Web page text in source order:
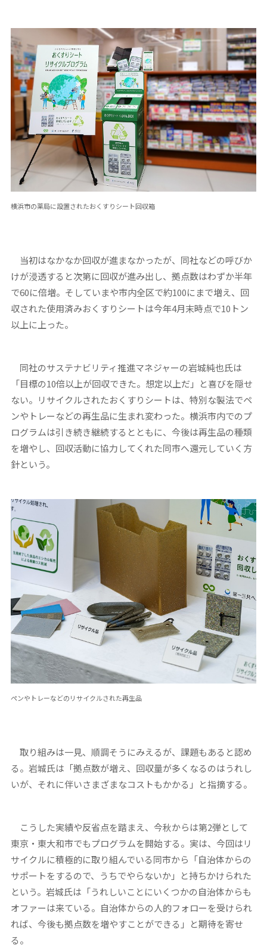
横浜市の薬局に設置されたおくすりシート回収箱
当初はなかなか回収が進まなかったが、同社などの呼びか
けが浸透すると次第に回収が進み出し、拠点数はわずか半年
で60に倍増。そしていまや市内全区で約100にまで増え、回
収された使用済みおくすりシートは今年4月末時点で10トン
以上に上った。
同社のサステナビリティ推進マネジャーの岩城純也氏は
「目標の10倍以上が回収できた。想定以上だ」と喜びを隠せ
ない。リサイクルされたおくすりシートは、特別な製法でペ
ンやトレーなどの再生品に生まれ変わった。横浜市内でのプ
ログラムは引き続き継続するとともに、今後は再生品の種類
を増やし、回収活動に協力してくれた同市へ還元していく方
針という。
ペンやトレーなどのリサイクルされた再生品
取り組みは一見、順調そうにみえるが、課題もあると認め
る。岩城氏は「拠点数が増え、回収量が多くなるのはうれし
いが、それに伴いさまざまなコストもかかる」と指摘する。
こうした実績や反省点を踏まえ、今秋からは第2弾として
東京・東大和市でもプログラムを開始する。実は、今回はリ
サイクルに積極的に取り組んでいる同市から「自治体からの
サポートをするので、うちでやらないか」と持ちかけられた
という。岩城氏は「うれしいことにいくつかの自治体からも
オファーは来ている。自治体からの人的フォローを受けられ
れば、今後も拠点数を増やすことができる」と期待を寄せ
る。